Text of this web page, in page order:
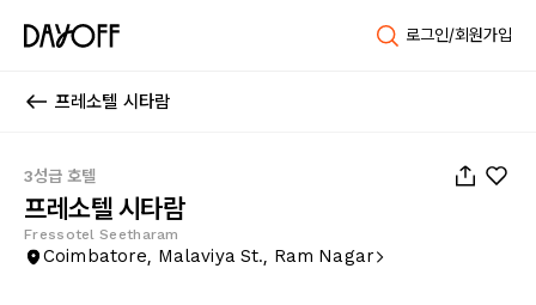
로그인/회원가입
프레소텔 시타람
3성급 호텔
프레소텔 시타람
Fressotel Seetharam
Coimbatore, Malaviya St., Ram Nagar